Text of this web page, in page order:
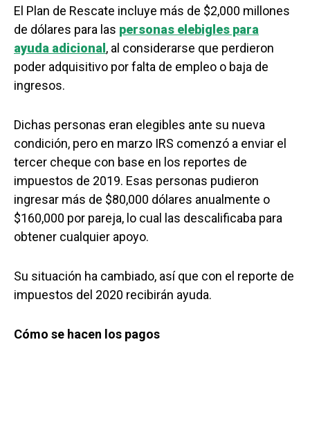
El Plan de Rescate incluye más de $2,000 millones
de dólares para las personas elebigles para
ayuda adicional, al considerarse que perdieron
poder adquisitivo por falta de empleo o baja de
ingresos.
Dichas personas eran elegibles ante su nueva
condición, pero en marzo IRS comenzó a enviar el
tercer cheque con base en los reportes de
impuestos de 2019. Esas personas pudieron
ingresar más de $80,000 dólares anualmente o
$160,000 por pareja, lo cual las descalificaba para
obtener cualquier apoyo.
Su situación ha cambiado, así que con el reporte de
impuestos del 2020 recibirán ayuda.
Cómo se hacen los pagos